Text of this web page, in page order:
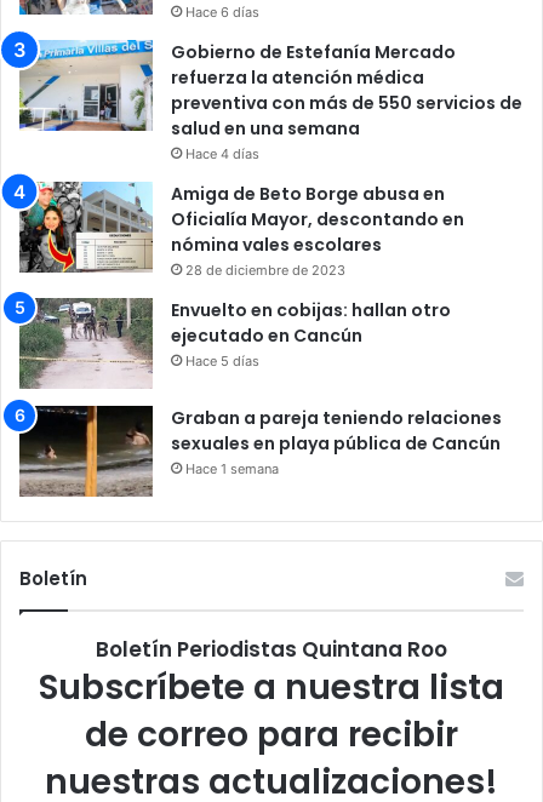
Hace 6 días
Gobierno de Estefanía Mercado
refuerza la atención médica
preventiva con más de 550 servicios de
salud en una semana
Hace 4 días
Amiga de Beto Borge abusa en
Oficialía Mayor, descontando en
nómina vales escolares
28 de diciembre de 2023
Envuelto en cobijas: hallan otro
ejecutado en Cancún
Hace 5 días
Graban a pareja teniendo relaciones
sexuales en playa pública de Cancún
Hace 1 semana
Boletín
Boletín Periodistas Quintana Roo
Subscríbete a nuestra lista
de correo para recibir
nuestras actualizaciones!